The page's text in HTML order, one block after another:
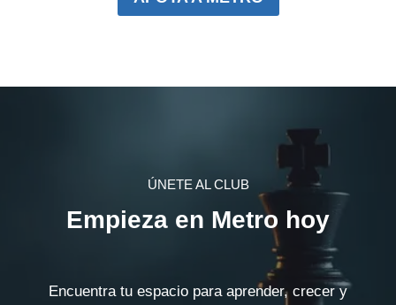
ÚNETE AL CLUB
Empieza en Metro hoy
Encuentra tu espacio para aprender, crecer y